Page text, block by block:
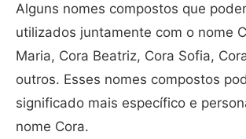
Alguns nomes compostos que
utilizados juntamente com o nome
Maria, Cora Beatriz, Cora Sofia,
outros. Esses nomes compostos
significado mais específico e
nome Cora.